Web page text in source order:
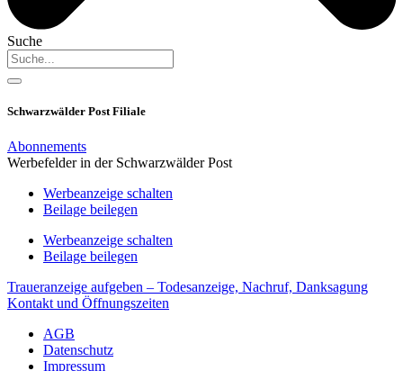
Suche
Schwarzwälder Post Filiale
Abonnements
Werbefelder in der Schwarzwälder Post
Werbeanzeige schalten
Beilage beilegen
Werbeanzeige schalten
Beilage beilegen
Traueranzeige aufgeben – Todesanzeige, Nachruf, Danksagung
Kontakt und Öffnungszeiten
AGB
Datenschutz
Impressum